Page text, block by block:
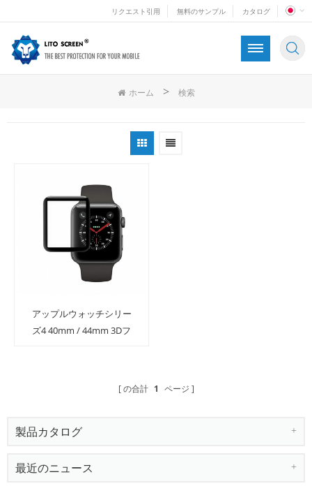
リクエスト引用 無料のサンプル カタログ
ホーム > 検索
アップルウォッチシリー
ズ4 40mm / 44mm 3Dフ
の合計 1 ページ
製品カタログ
最近のニュース